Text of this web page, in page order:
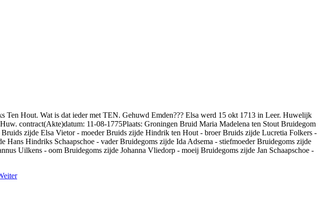
Hout. Wat is dat ieder met TEN. Gehuwd Emden??? Elsa werd 15 okt 1713 in Leer. Huwelijk
contract(Akte)datum: 11-08-1775Plaats: Groningen Bruid Maria Madelena ten Stout Bruidegom
zijde Elsa Vietor - moeder Bruids zijde Hindrik ten Hout - broer Bruids zijde Lucretia Folkers -
Hindriks Schaapschoe - vader Bruidegoms zijde Ida Adsema - stiefmoeder Bruidegoms zijde
Uilkens - oom Bruidegoms zijde Johanna Vliedorp - moeij Bruidegoms zijde Jan Schaapschoe -